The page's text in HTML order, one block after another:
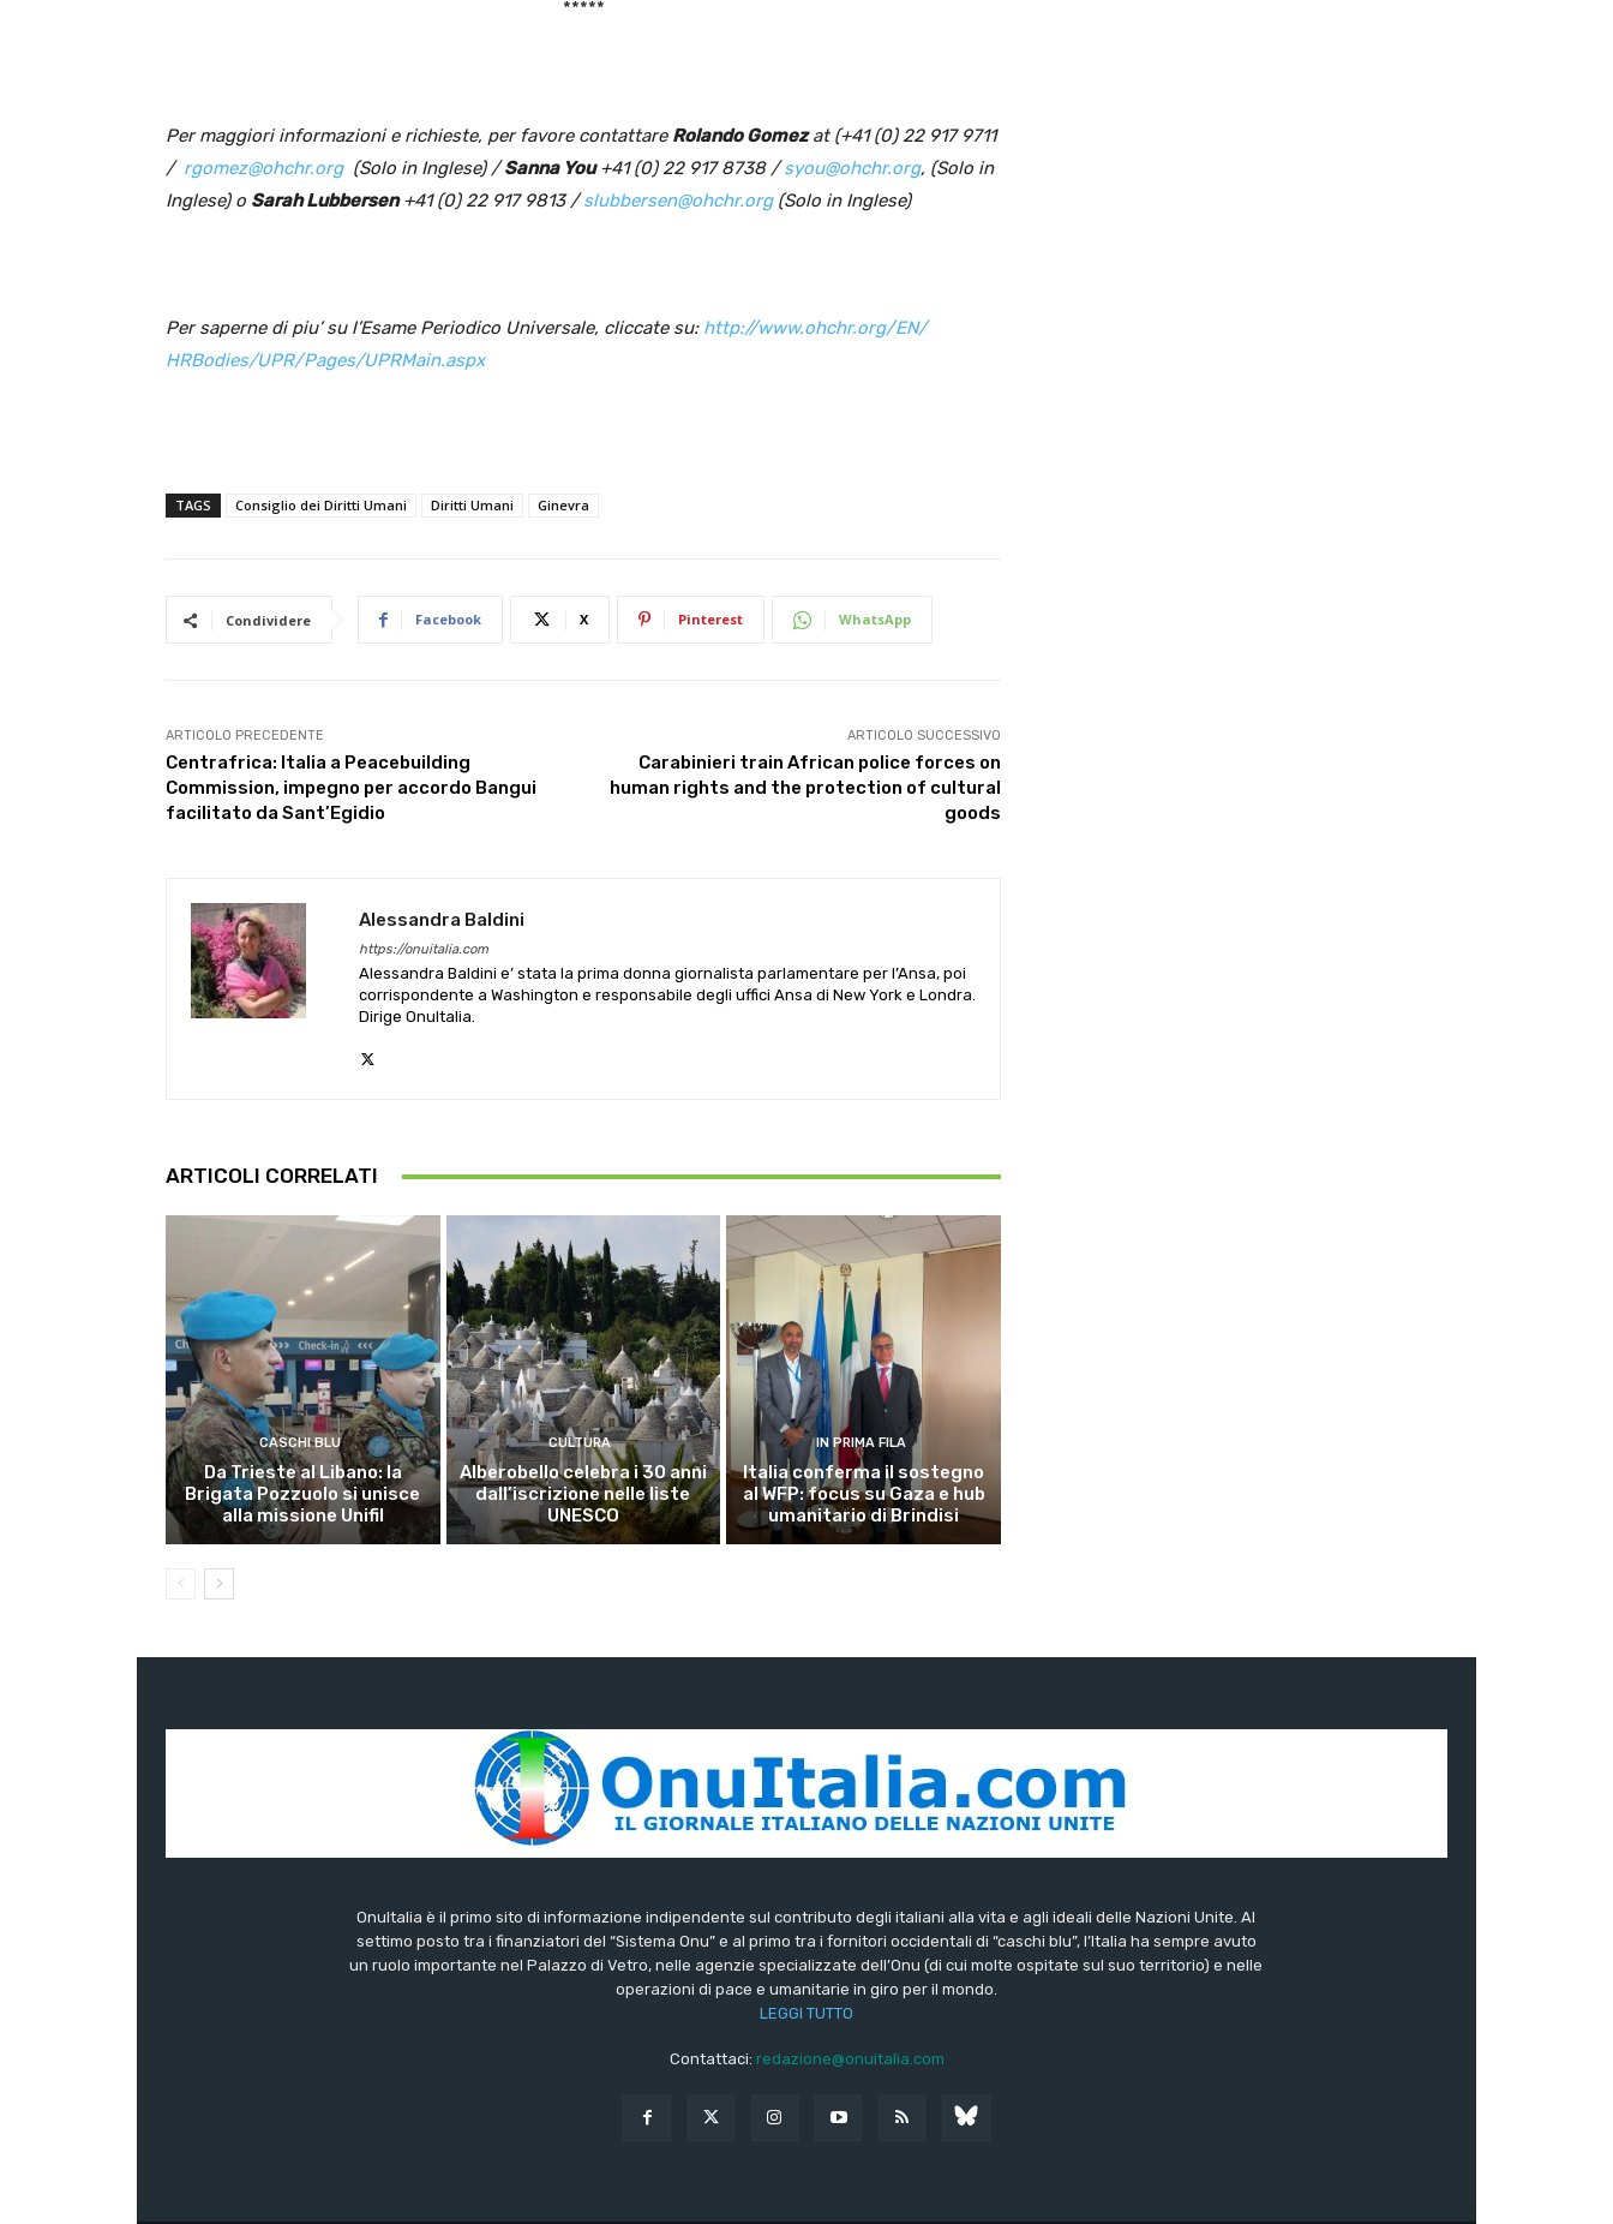
*****
Per maggiori informazioni e richieste, per favore contattare Rolando Gomezat (+41 (0) 22 917 9711
/ rgomez@ohchr.org(Solo in Inglese) /Sanna You+41 (0) 22 917 8738 /syou@ohchr.org, (Solo in
Inglese) o Sarah Lubbersen+41 (0) 22 917 9813 / slubbersen@ohchr.org (Solo in Inglese)
Per saperne di piu’ su l’Esame Periodico Universale, cliccate su: http://www.ohchr.org/EN/
HRBodies/UPR/Pages/UPRMain.aspx
TAGS Consiglio dei Diritti Umani Diritti Umani Ginevra
Condividere Facebook X Pinterest WhatsApp
ARTICOLO PRECEDENTE
Centrafrica: Italia a Peacebuilding
Commission, impegno per accordo Bangui
facilitato da Sant’Egidio
ARTICOLO SUCCESSIVO
Carabinieri train African police forces on
human rights and the protection of cultural
goods
Alessandra Baldini
https://onuitalia.com
Alessandra Baldini e’ stata la prima donna giornalista parlamentare per l’Ansa, poi
corrispondente a Washington e responsabile degli uffici Ansa di New York e Londra.
Dirige OnuItalia.
ARTICOLI CORRELATI
CASCHI BLU
Da Trieste al Libano: la
Brigata Pozzuolo si unisce
alla missione Unifil
CULTURA
Alberobello celebra i 30 anni
dall’iscrizione nelle liste
UNESCO
IN PRIMA FILA
Italia conferma il sostegno
al WFP: focus su Gaza e hub
umanitario di Brindisi
OnuItalia è il primo sito di informazione indipendente sul contributo degli italiani alla vita e agli ideali delle Nazioni Unite. Al
settimo posto tra i finanziatori del “Sistema Onu” e al primo tra i fornitori occidentali di “caschi blu”, l’Italia ha sempre avuto
un ruolo importante nel Palazzo di Vetro, nelle agenzie specializzate dell’Onu (di cui molte ospitate sul suo territorio) e nelle
operazioni di pace e umanitarie in giro per il mondo.
LEGGI TUTTO
Contattaci: redazione@onuitalia.com